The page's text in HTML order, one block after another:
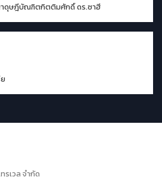
ษฎีบัณฑิตกิตติมศักดิ์ ดร.ซาฮี
รเวล จำกัด